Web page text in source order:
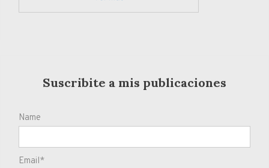
Suscribite a mis publicaciones
Name
Email*